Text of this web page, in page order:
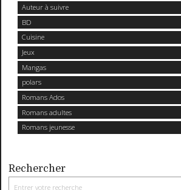
Auteur à suivre
BD
Cuisine
Jeux
Mangas
polars
Romans Ados
Romans adultes
Romans jeunesse
Rechercher